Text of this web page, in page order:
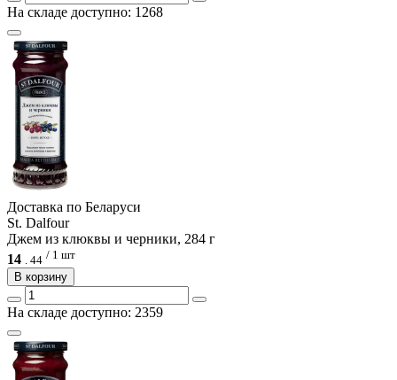
На складе доступно: 1268
Доcтавка по Беларуси
St. Dalfour
Джем из клюквы и черники, 284 г
14
44 / 1 шт
В корзину
На складе доступно: 2359